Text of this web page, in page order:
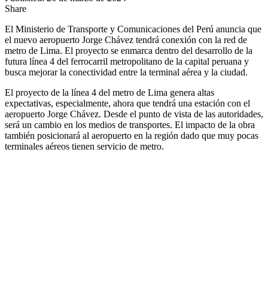
Share
El Ministerio de Transporte y Comunicaciones del Perú anuncia que
el nuevo aeropuerto Jorge Chávez tendrá conexión con la red de
metro de Lima. El proyecto se enmarca dentro del desarrollo de la
futura línea 4 del ferrocarril metropolitano de la capital peruana y
busca mejorar la conectividad entre la terminal aérea y la ciudad.
El proyecto de la línea 4 del metro de Lima genera altas
expectativas, especialmente, ahora que tendrá una estación con el
aeropuerto Jorge Chávez. Desde el punto de vista de las autoridades,
será un cambio en los medios de transportes. El impacto de la obra
también posicionará al aeropuerto en la región dado que muy pocas
terminales aéreos tienen servicio de metro.